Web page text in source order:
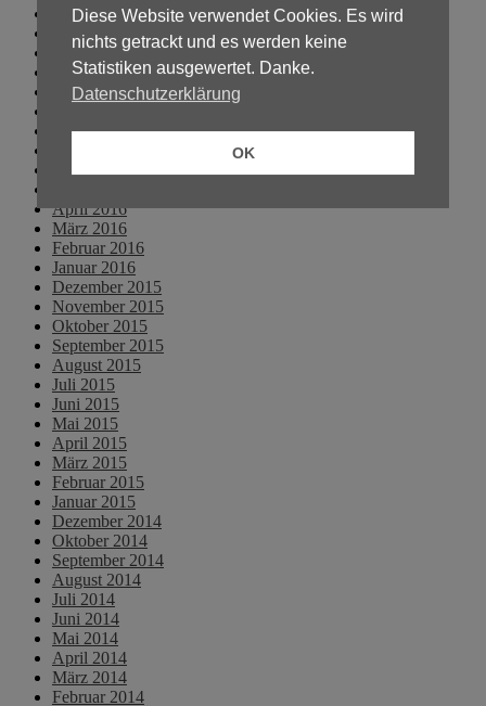
Februar 2017
Januar 2017
Dezember 2016
November 2016
Oktober 2016
August 2016
April 2016
März 2016
Februar 2016
Januar 2016
Dezember 2015
November 2015
Oktober 2015
September 2015
August 2015
Juli 2015
Juni 2015
Mai 2015
April 2015
März 2015
Februar 2015
Januar 2015
Dezember 2014
Oktober 2014
September 2014
August 2014
Juli 2014
Juni 2014
Mai 2014
April 2014
März 2014
Februar 2014
Diese Website verwendet Cookies. Es wird
nichts getrackt und es werden keine
Statistiken ausgewertet. Danke.
Datenschutzerklärung
OK